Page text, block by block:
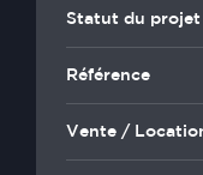
Statut du projet
Référence
Vente /